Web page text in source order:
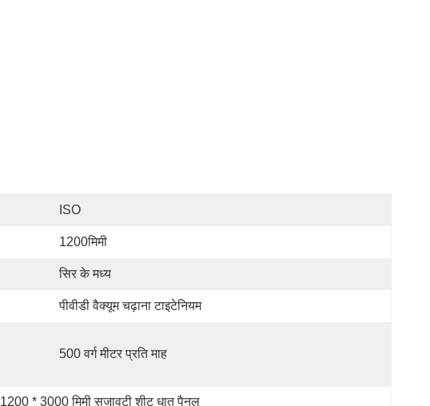
ISO
1200मिमी
सिर के मध्य
पीवीडी वैक्यूम चढ़ाना टाइटेनियम
500 वर्ग मीटर प्रति माह
1200 * 3000 मिमी सजावटी शीट धातु पैनल